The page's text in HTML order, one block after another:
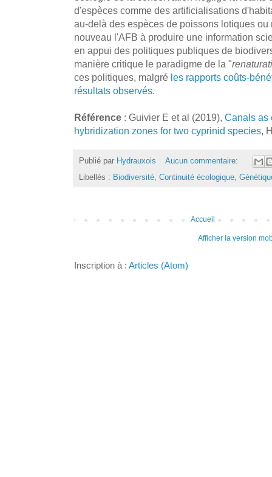
d'espèces comme des artificialisations
au-delà des espèces de poissons lotiques
nouveau l'AFB à produire une information
en appui des politiques publiques de
manière critique le paradigme de la "
ces politiques, malgré les rapports coûts-
résultats observés
Référence : Guivier E et al (2019), Canals as
hybridization zones for two cyprinid species ,
Publié par Hydrauxois
Aucun commentaire:
Libellés : Biodiversité Continuité écologique
Accueil
Afficher la version
Inscription à : Articles (Atom)